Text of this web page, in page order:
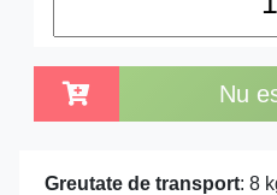
Nu
Greutate de transport: 8